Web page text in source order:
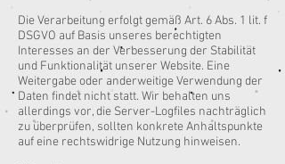
Die Verarbeitung erfolgt gemäß Art. 6 Abs. 1 lit. f
DSGVO auf Basis unseres berechtigten
Interesses an der Verbesserung der Stabilität
und Funktionalität unserer Website. Eine
Weitergabe oder anderweitige Verwendung der
Daten findet nicht statt. Wir behalten uns
allerdings vor, die Server-Logfiles nachträglich
zu überprüfen, sollten konkrete Anhaltspunkte
auf eine rechtswidrige Nutzung hinweisen.